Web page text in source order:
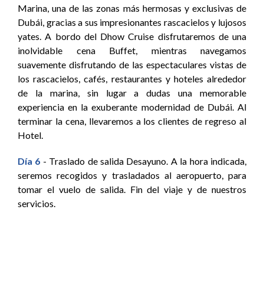
Marina, una de las zonas más hermosas y exclusivas de
Dubái, gracias a sus impresionantes rascacielos y lujosos
yates. A bordo del Dhow Cruise disfrutaremos de una
inolvidable cena Buffet, mientras navegamos
suavemente disfrutando de las espectaculares vistas de
los rascacielos, cafés, restaurantes y hoteles alrededor
de la marina, sin lugar a dudas una memorable
experiencia en la exuberante modernidad de Dubái. Al
terminar la cena, llevaremos a los clientes de regreso al
Hotel.
Día 6 - Traslado de salida Desayuno. A la hora indicada,
seremos recogidos y trasladados al aeropuerto, para
tomar el vuelo de salida. Fin del viaje y de nuestros
servicios.